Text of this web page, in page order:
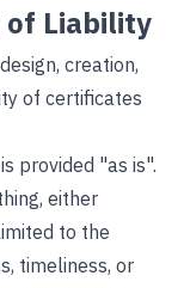
Liability
creation,
of certificates
provided "as is".
either
to the
timeliness, or